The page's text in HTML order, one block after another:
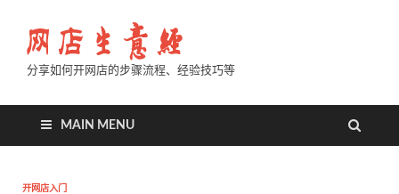
分享如何开网店的步骤流程、经验技巧等
MAIN MENU
开网店入门